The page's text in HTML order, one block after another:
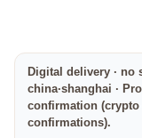
Digital delivery · no
china·shanghai ·
confirmation
confirmations).